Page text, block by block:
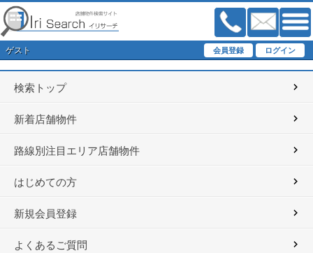
ゲスト
検索トップ
新着店舗物件
路線別注目エリア店舗物件
はじめての方
新規会員登録
よくあるご質問